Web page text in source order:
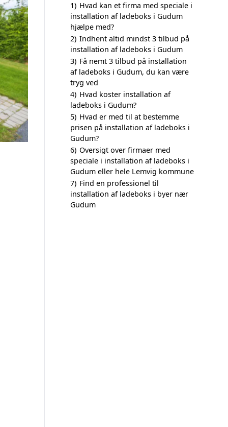
1) Hvad kan et firma med speciale i
installation af ladeboks i Gudum
hjælpe med?
2) Indhent altid mindst 3 tilbud på
installation af ladeboks i Gudum
3) Få nemt 3 tilbud på installation
af ladeboks i Gudum, du kan være
tryg ved
4) Hvad koster installation af
ladeboks i Gudum?
5) Hvad er med til at bestemme
prisen på installation af ladeboks i
Gudum?
6) Oversigt over firmaer med
speciale i installation af ladeboks i
Gudum eller hele Lemvig kommune
7) Find en professionel til
installation af ladeboks i byer nær
Gudum